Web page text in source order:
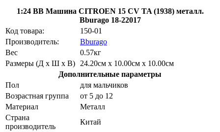
1:24 BB Машина CITROEN 15 CV TA (1938) металл.
Bburago 18-22017
Код товара:
150-01
Производитель:
Bburago
Вес
0.57кг
Размеры (Д х Ш х В)
24.20см x 10.00см x 10.00см
Дополнительные параметры
Пол
для мальчиков
Возрастная группа
от 5 до 12
Материал
Металл
Страна
производитель
Китай